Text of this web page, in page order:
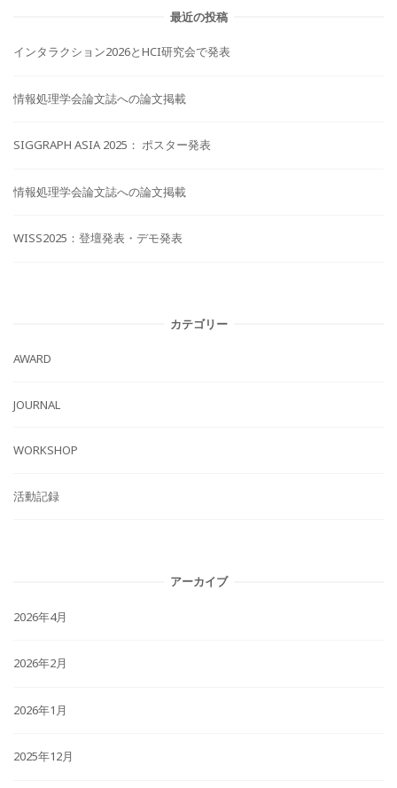
最近の投稿
インタラクション2026とHCI研究会で発表
情報処理学会論文誌への論文掲載
SIGGRAPH ASIA 2025： ポスター発表
情報処理学会論文誌への論文掲載
WISS2025：登壇発表・デモ発表
カテゴリー
AWARD
JOURNAL
WORKSHOP
活動記録
アーカイブ
2026年4月
2026年2月
2026年1月
2025年12月